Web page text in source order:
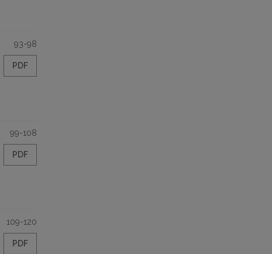
93-98
PDF
99-108
PDF
109-120
PDF